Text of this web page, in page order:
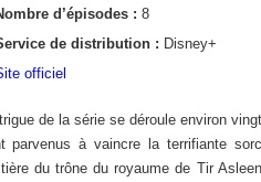
d’épisodes : 8
de distribution : Disney+
officiel
de la série se déroule environ
parvenus à vaincre la terrifiante
du trône du royaume de Tir